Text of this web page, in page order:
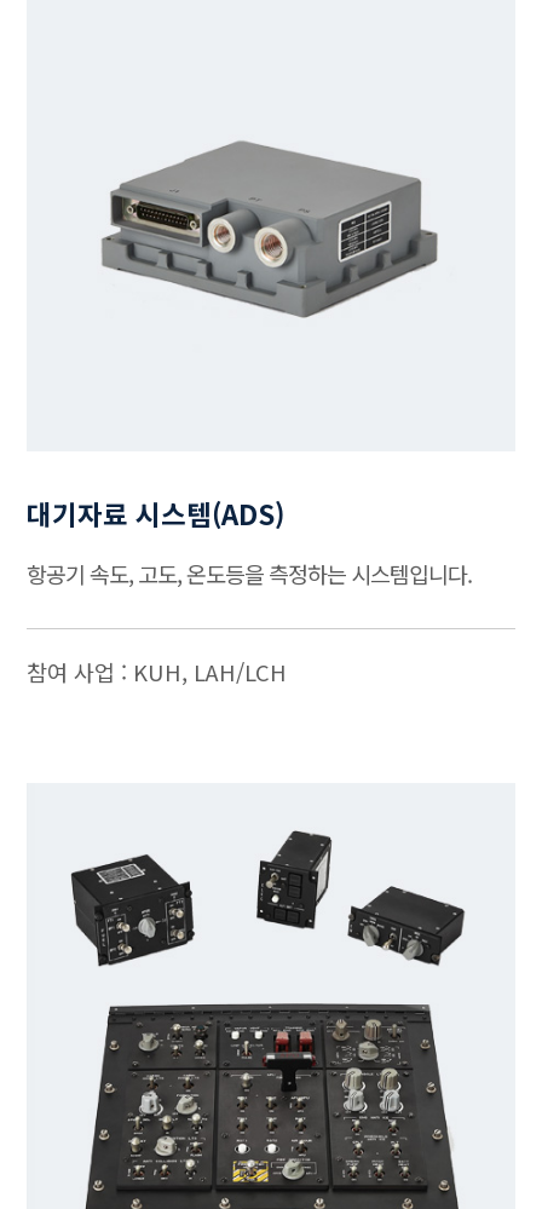
대기자료 시스템(ADS)
항공기 속도, 고도, 온도등을 측정하는 시스템입니다.
참여 사업 : KUH, LAH/LCH